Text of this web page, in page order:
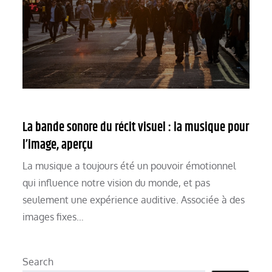
La bande sonore du récit visuel : la musique pour
l’image, aperçu
La musique a toujours été un pouvoir émotionnel
qui influence notre vision du monde, et pas
seulement une expérience auditive. Associée à des
images fixes…
Search